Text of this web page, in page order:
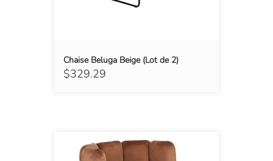
$329.29
Chaise Beluga Beige (Lot de 2)